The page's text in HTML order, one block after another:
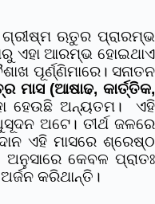
ଗ୍ରୀଷ୍ମ ଋତୁର ପ୍ରାରମ୍ଭ
ଏହା ଆରମ୍ଭ ହୋଇଥାଏ
ପୂର୍ଣ୍ଣିମାରେ। ସନାତନ
ମାସ (ଆଷାଢ, କାର୍ତ୍ତିକ,
ହେଉଛି ଅନ୍ୟତମ। ଏହି
ଅଟେ। ତୀର୍ଥ ଜଳରେ
ଏହି ମାସରେ ଶ୍ରେଷ୍ଠ
ଅନୁସାରେ କେବଳ ପ୍ରାତଃ
କରିଥାନ୍ତି।